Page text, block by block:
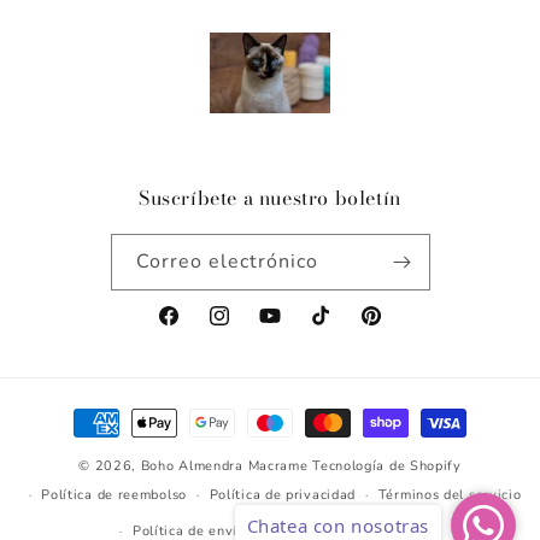
Suscríbete a nuestro boletín
Correo electrónico
FacebookInstagramYouTubeTikTok Pinterest
Formas
de
pago
© 2026, Boho Almendra Macrame Tecnología de Shopify
Política de reembolso
Política de privacidad
Términos del servicio
Política de envío
Información de contacto
Chatea con nosotras